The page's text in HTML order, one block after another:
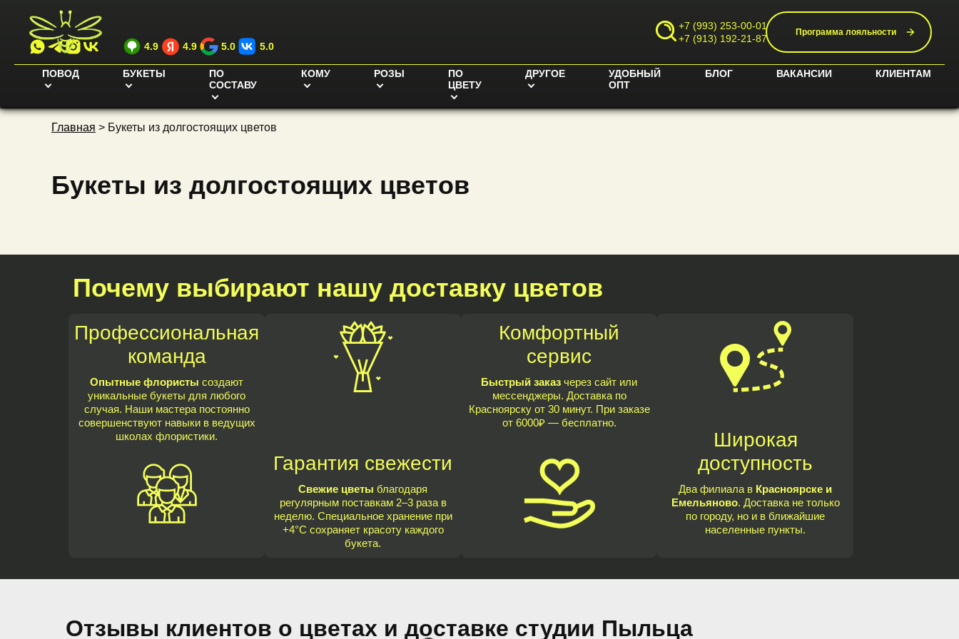
4.9 4.9 5.0 5.0
+7 (993) 253-00-01
+7 (913) 192-21-87
Программа лояльности
ПОВОД БУКЕТЫ
ПО
СОСТАВУ
КОМУ РОЗЫ
ПО
ЦВЕТУ
ДРУГОЕ
УДОБНЫЙ
ОПТ
БЛОГ ВАКАНСИИ КЛИЕНТАМ
Главная > Букеты из долгостоящих цветов
Букеты из долгостоящих цветов
Почему выбирают нашу доставку цветов
Профессиональная
команда
Опытные флористы создают
уникальные букеты для любого
случая. Наши мастера постоянно
совершенствуют навыки в ведущих
школах флористики.
Гарантия свежести
Свежие цветы благодаря
регулярным поставкам 2–3 раза в
неделю. Специальное хранение при
+4°C сохраняет красоту каждого
букета.
Комфортный
сервис
Быстрый заказ через сайт или
мессенджеры. Доставка по
Красноярску от 30 минут. При заказе
от 6000₽ — бесплатно.
Широкая
доступность
Два филиала в Красноярске и
Емельяново. Доставка не только
по городу, но и в ближайшие
населенные пункты.
Отзывы клиентов о цветах и доставке студии Пыльца